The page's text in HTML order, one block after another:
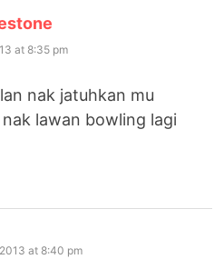
at 8:35 pm
nak jatuhkan mu
nak lawan bowling lagi
at 8:40 pm